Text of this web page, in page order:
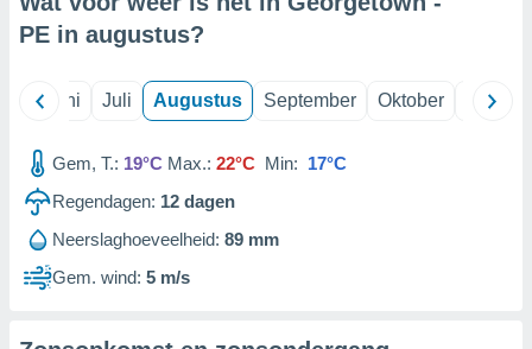
PE in augustus?
Juni Juli Augustus September Oktober
Gem, T.: 19°C Max.: 22°C Min: 17°C
Regendagen: 12 dagen
Neerslaghoeveelheid: 89 mm
Gem. wind: 5 m/s